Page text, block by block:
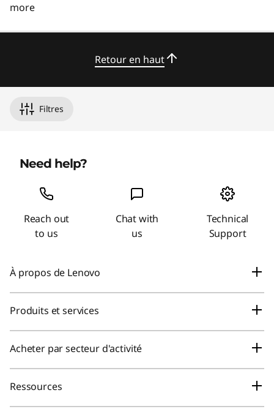
more
Retour en haut
Filtres
Need help?
Reach out
to us
Chat with
us
Technical
Support
À propos de Lenovo
Relations avec les investisseurs
Produits et services
Ordinateurs de bureau
Acheter par secteur d'activité
Ressources